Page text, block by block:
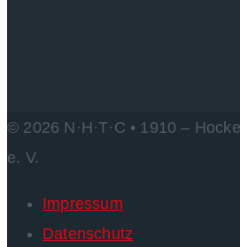
© 2026 N·H·T·C • 1910 –
e. V.
Impressum
Datenschutz